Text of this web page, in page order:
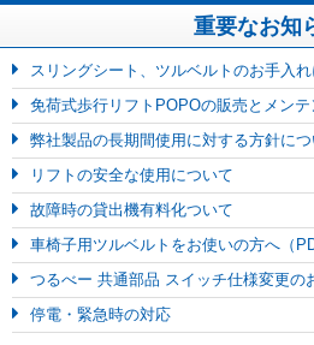
重要なお知
スリングシート、ツルベルトのお手入
免荷式歩行リフトPOPOの販売とメン
弊社製品の長期間使用に対する方針につ
リフトの安全な使用について
故障時の貸出機有料化ついて
車椅子用ツルベルトをお使いの方へ（
つるべー 共通部品 スイッチ仕様変更の
停電・緊急時の対応